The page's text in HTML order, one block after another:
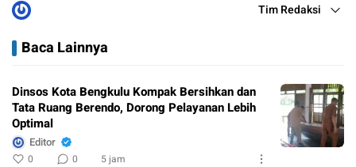
Tim Redaksi
Baca Lainnya
Dinsos Kota Bengkulu Kompak Bersihkan dan
Tata Ruang Berendo, Dorong Pelayanan Lebih
Optimal
Editor
0 0 5 jam